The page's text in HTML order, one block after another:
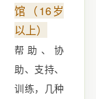
馆（16岁
以上）
帮助、协
助、支持、
训练，几种